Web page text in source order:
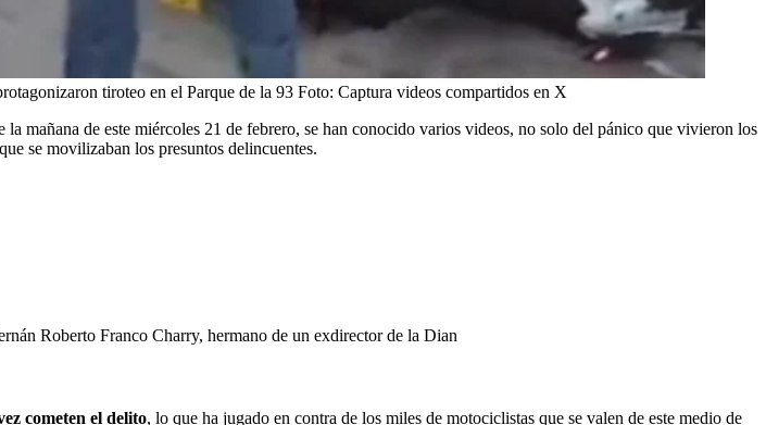
tiroteo en el Parque de la 93 Foto: Captura videos compartidos en X
mañana de este miércoles 21 de febrero, se han conocido varios videos, no solo del pánico que vivieron los
se movilizaban los presuntos delincuentes.
Roberto Franco Charry, hermano de un exdirector de la Dian
cometen el delito, lo que ha jugado en contra de los miles de motociclistas que se valen de este medio de